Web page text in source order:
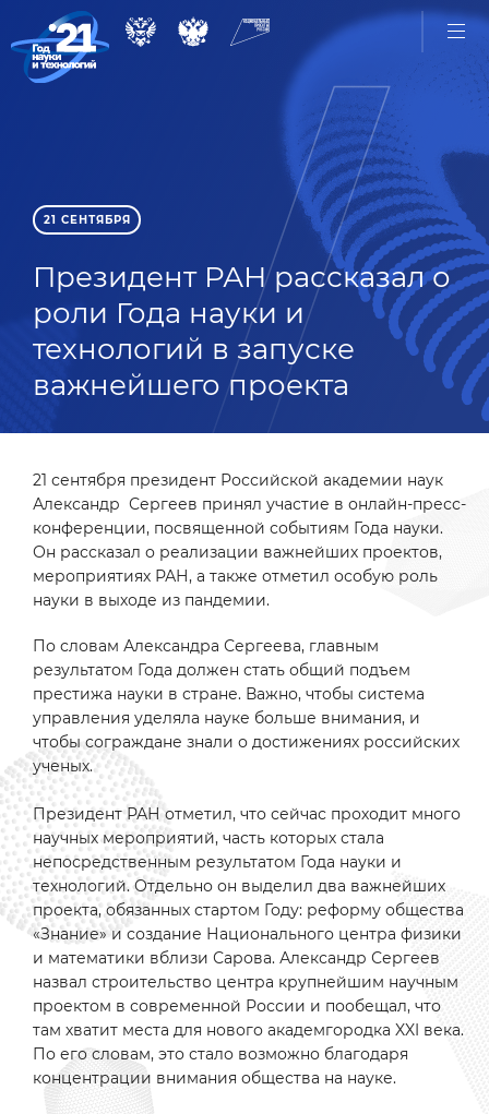
21 СЕНТЯБРЯ
Президент РАН рассказал о
роли Года науки и
технологий в запуске
важнейшего проекта
21 сентября президент Российской академии наук
Александр Сергеев принял участие в онлайн-пресс-
конференции, посвященной событиям Года науки.
Он рассказал о реализации важнейших проектов,
мероприятиях РАН, а также отметил особую роль
науки в выходе из пандемии.
По словам Александра Сергеева, главным
результатом Года должен стать общий подъем
престижа науки в стране. Важно, чтобы система
управления уделяла науке больше внимания, и
чтобы сограждане знали о достижениях российских
ученых.
Президент РАН отметил, что сейчас проходит много
научных мероприятий, часть которых стала
непосредственным результатом Года науки и
технологий. Отдельно он выделил два важнейших
проекта, обязанных стартом Году: реформу общества
«Знание» и создание Национального центра физики
и математики вблизи Сарова. Александр Сергеев
назвал строительство центра крупнейшим научным
проектом в современной России и пообещал, что
там хватит места для нового академгородка XXI века.
По его словам, это стало возможно благодаря
концентрации внимания общества на науке.